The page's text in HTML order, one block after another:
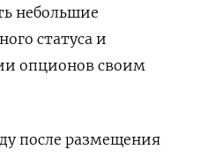
небольшие
статуса и
опционов своим
после размещения